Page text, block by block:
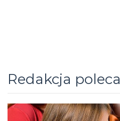
Redakcja poleca